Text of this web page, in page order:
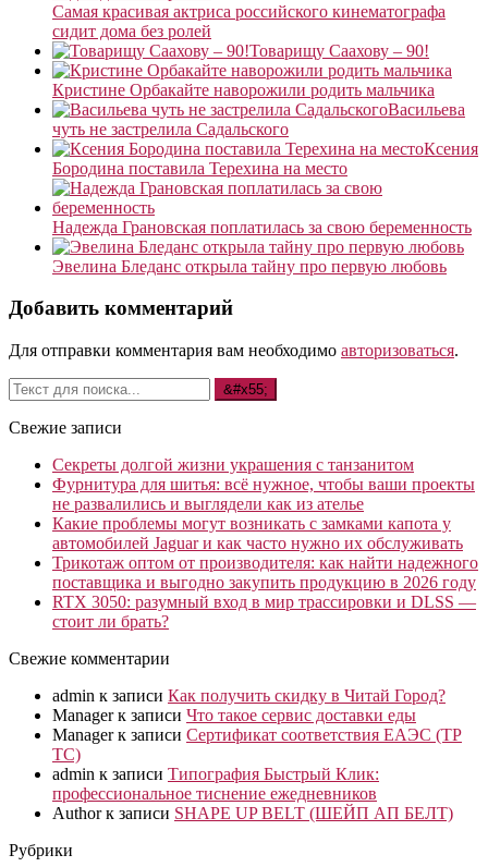
Самая красивая актриса российского кинематографа
сидит дома без ролей
Товарищу Саахову – 90!
Кристине Орбакайте наворожили родить мальчика
Васильева
чуть не застрелила Садальского
Ксения
Бородина поставила Терехина на место
Надежда Грановская поплатилась за свою беременность
Эвелина Бледанс открыла тайну про первую любовь
Добавить комментарий
Для отправки комментария вам необходимо авторизоваться.
Свежие записи
Секреты долгой жизни украшения с танзанитом
Фурнитура для шитья: всё нужное, чтобы ваши проекты
не развалились и выглядели как из ателье
Какие проблемы могут возникать с замками капота у
автомобилей Jaguar и как часто нужно их обслуживать
Трикотаж оптом от производителя: как найти надежного
поставщика и выгодно закупить продукцию в 2026 году
RTX 3050: разумный вход в мир трассировки и DLSS —
стоит ли брать?
Свежие комментарии
admin к записи Как получить скидку в Читай Город?
Managerк записи Что такое сервис доставки еды
Managerк записи Сертификат соответствия ЕАЭС (ТР
ТС)
admin к записи Типография Быстрый Клик:
профессиональное тиснение ежедневников
Authorк записи SHAPE UP BELT (ШЕЙП АП БЕЛТ)
Рубрики